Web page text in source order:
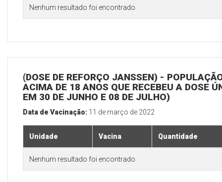
Nenhum resultado foi encontrado.
(DOSE DE REFORÇO JANSSEN) -
ACIMA DE 18 ANOS QUE RECEBEU A DOSE
EM 30 DE JUNHO E 08 DE JULHO)
Data de Vacinação: 11 de março de 2022
Unidade Vacina Quantidade
Nenhum resultado foi encontrado.